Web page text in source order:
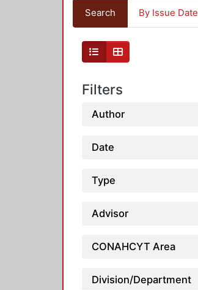
Search By Issue Date
Filters
Author
Date
Type
Advisor
CONAHCYT Area
Division/Department